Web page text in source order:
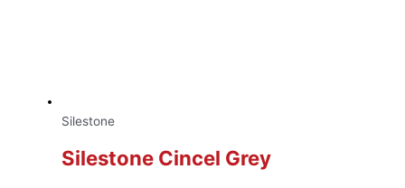
Silestone
Silestone Cincel Grey